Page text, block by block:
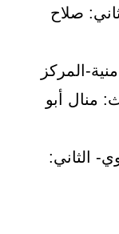
صلاح
المركز
منال أبو
الثاني: